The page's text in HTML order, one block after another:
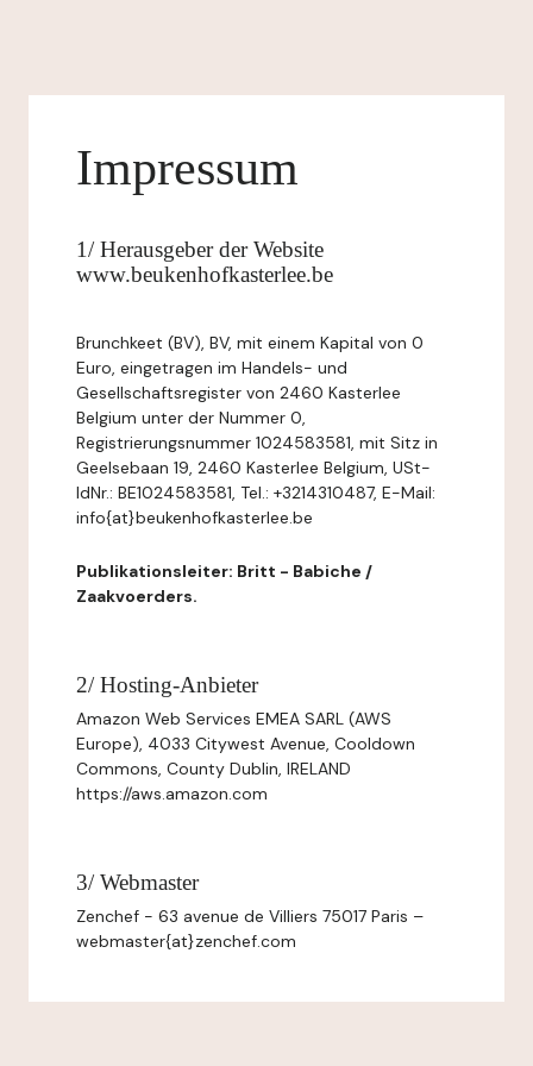
Impressum
1/ Herausgeber der Website
www.beukenhofkasterlee.be
Brunchkeet (BV), BV, mit einem Kapital von 0
Euro, eingetragen im Handels- und
Gesellschaftsregister von 2460 Kasterlee
Belgium unter der Nummer 0,
Registrierungsnummer 1024583581, mit Sitz in
Geelsebaan 19, 2460 Kasterlee Belgium, USt-
IdNr.: BE1024583581, Tel.: +3214310487, E-Mail:
info{at}beukenhofkasterlee.be
Publikationsleiter: Britt - Babiche /
Zaakvoerders.
2/ Hosting-Anbieter
Amazon Web Services EMEA SARL (AWS
Europe), 4033 Citywest Avenue, Cooldown
Commons, County Dublin, IRELAND
https://aws.amazon.com
3/ Webmaster
Zenchef - 63 avenue de Villiers 75017 Paris –
webmaster{at}zenchef.com